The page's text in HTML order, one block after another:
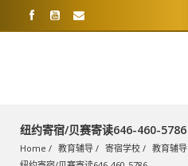
纽约寄宿/贝赛寄读646-460-5786
Home 教育辅导 寄宿学校 教育辅导